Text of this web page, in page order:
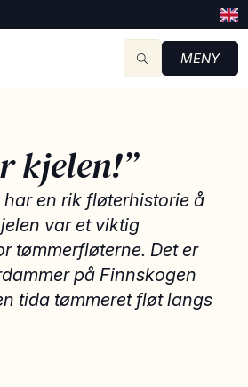
MENY
kjelen!”
en rik fløterhistorie å
var et viktig
tømmerfløterne. Det er
på Finnskogen
tida tømmeret fløt langs